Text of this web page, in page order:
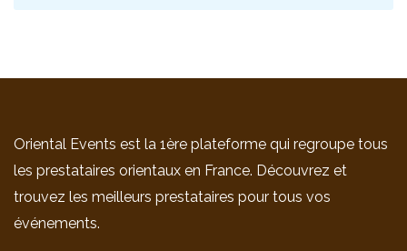
Oriental Events est la 1ère plateforme qui regroupe tous
les prestataires orientaux en France. Découvrez et
trouvez les meilleurs prestataires pour tous vos
événements.